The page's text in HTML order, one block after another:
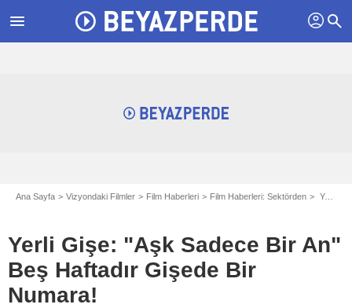
menu profil search
Ana Sayfa Vizyondaki Filmler Film Haberleri Film Haberleri: Sektörden Yerli Gişe: "Aşk Sadece Bir An" Beş Haftadır Gişede Bir Numara!
Yerli Gişe: "Aşk Sadece Bir An"
Beş Haftadır Gişede Bir
Numara!